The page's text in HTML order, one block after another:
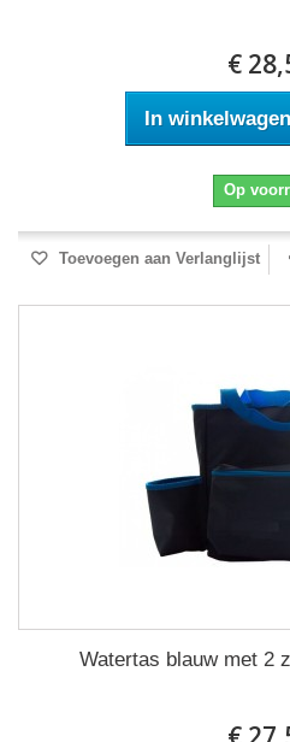
€
In winkelwagen
Op
Toevoegen aan Verlanglijst
Watertas blauw met 2